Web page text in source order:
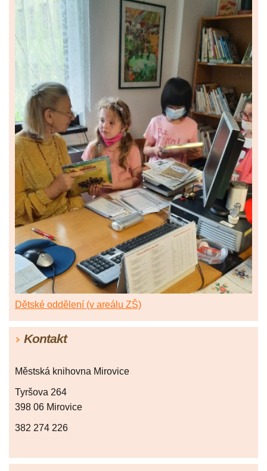
Dětské oddělení (v areálu ZŠ)
Kontakt
Městská knihovna Mirovice
Tyršova 264
398 06 Mirovice
382 274 226